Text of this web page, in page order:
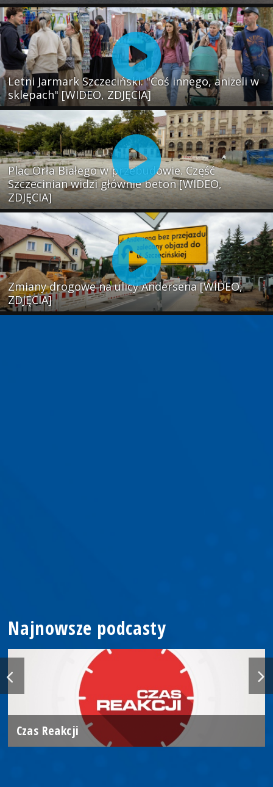
Letni Jarmark Szczeciński. "Coś innego, aniżeli w
sklepach" [WIDEO, ZDJĘCIA]
Plac Orła Białego w przebudowie. Część
Szczecinian widzi głównie beton [WIDEO,
ZDJĘCIA]
Zmiany drogowe na ulicy Andersena [WIDEO,
ZDJĘCIA]
Najnowsze podcasty
Czas Reakcji